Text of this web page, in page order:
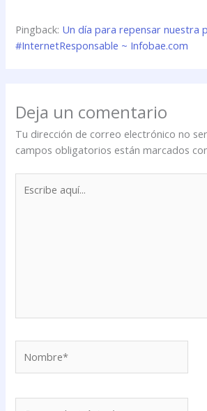
Pingback: Un día para repensar nuestra
#InternetResponsable ~ Infobae.com
Deja un comentario
Tu dirección de correo electrónico no
campos obligatorios están marcados
aquí...